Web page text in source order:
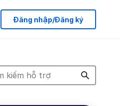
Đăng nhập/Đăng ký